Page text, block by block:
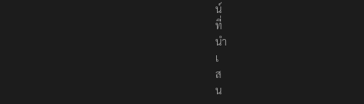
น์
ที่
นำ
เ
ส
น